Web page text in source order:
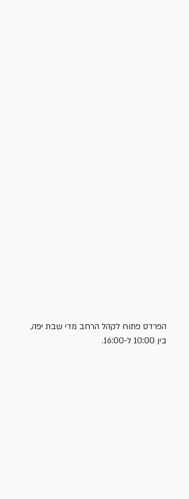
הפרדס פתוח לקהל הרחב מדי שבת יפה,
בין 10:00 ל-16:00.